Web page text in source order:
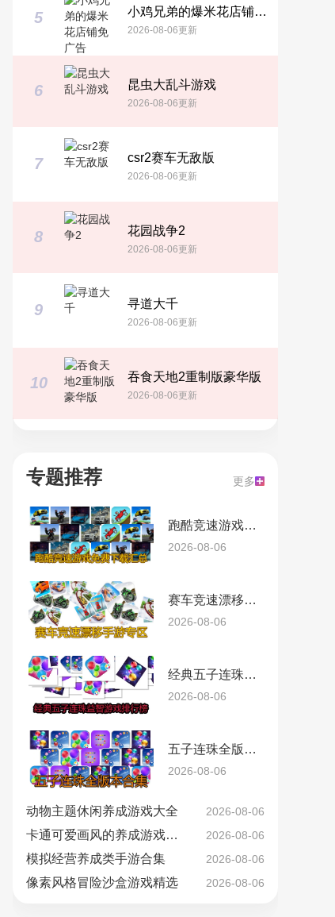
5 小鸡兄弟的爆米花店铺免广告
2026-08-06更新
6 昆虫大乱斗游戏
2026-08-06更新
7 csr2赛车无敌版
2026-08-06更新
8 花园战争2
2026-08-06更新
9 寻道大千
2026-08-06更新
10 吞食天地2重制版豪华版
2026-08-06更新
专题推荐 更多
跑酷竞速游戏免费下载汇总
2026-08-06
赛车竞速漂移手游专区
2026-08-06
经典五子连珠益智游戏排行榜
2026-08-06
五子连珠全版本合集
2026-08-06
动物主题休闲养成游戏大全 2026-08-06
卡通可爱画风的养成游戏精选 2026-08-06
模拟经营养成类手游合集 2026-08-06
像素风格冒险沙盒游戏精选 2026-08-06